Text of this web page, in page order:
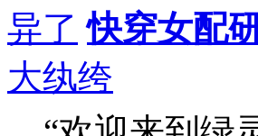
异了 快穿女配
大纨绔